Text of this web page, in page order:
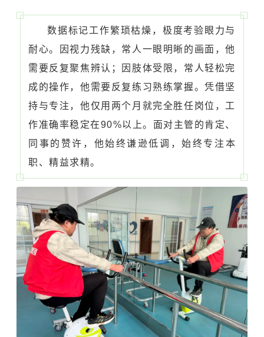
数据标记工作繁琐枯燥，极度考验眼力与
耐心。因视力残缺，常人一眼明晰的画面，他
需要反复聚焦辨认；因肢体受限，常人轻松完
成的操作，他需要反复练习熟练掌握。凭借坚
持与专注，他仅用两个月就完全胜任岗位，工
作准确率稳定在90%以上。面对主管的肯定、
同事的赞许，他始终谦逊低调，始终专注本
职、精益求精。